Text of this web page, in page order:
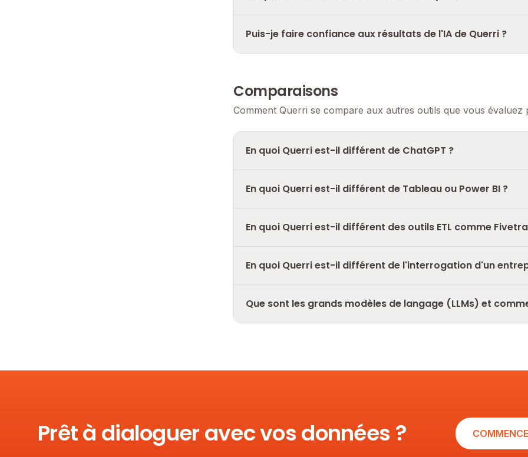
Puis-je faire confiance aux résultats de l'IA de Querri ?
Comparaisons
Comment Querri se compare aux autres outils que vous évaluez
En quoi Querri est-il différent de ChatGPT ?
En quoi Querri est-il différent de Tableau ou Power BI ?
En quoi Querri est-il différent des outils ETL comme
En quoi Querri est-il différent de l'interrogation d'un
Que sont les grands modèles de langage (LLMs) et
Prêt à dialoguer avec vos données ?